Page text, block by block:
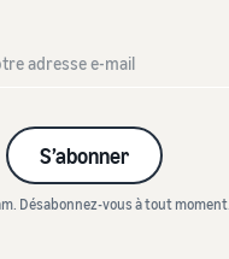
S’abonner
Désabonnez-vous à tout moment.